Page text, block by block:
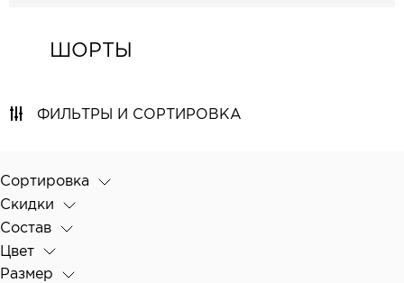
ШОРТЫ
ФИЛЬТРЫ И СОРТИРОВКА
Сортировка
Скидки
Состав
Цвет
Размер